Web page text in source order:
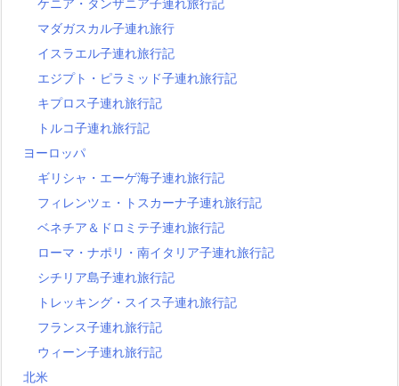
ケニア・タンザニア子連れ旅行記
マダガスカル子連れ旅行
イスラエル子連れ旅行記
エジプト・ピラミッド子連れ旅行記
キプロス子連れ旅行記
トルコ子連れ旅行記
ヨーロッパ
ギリシャ・エーゲ海子連れ旅行記
フィレンツェ・トスカーナ子連れ旅行記
ベネチア＆ドロミテ子連れ旅行記
ローマ・ナポリ・南イタリア子連れ旅行記
シチリア島子連れ旅行記
トレッキング・スイス子連れ旅行記
フランス子連れ旅行記
ウィーン子連れ旅行記
北米